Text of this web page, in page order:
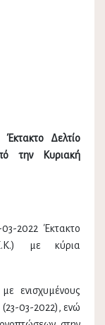
Έκτακτο Δελτίο
την Κυριακή
2022 Έκτακτο
με κύρια
ενισχυμένους
(23-03-2022), ενώ